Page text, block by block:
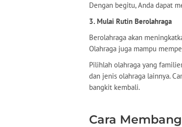
Dengan begitu, Anda dapat
3. Mulai Rutin Berolahraga
Berolahraga akan
Olahraga juga mampu
Pilihlah olahraga yang
dan jenis olahraga lainnya.
bangkit kembali.
Cara